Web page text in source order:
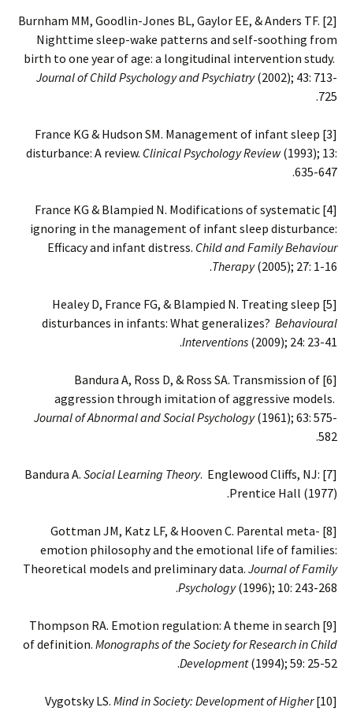
[2] Burnham MM, Goodlin-Jones BL, Gaylor EE, & Anders TF.
Nighttime sleep-wake patterns and self-soothing from
birth to one year of age: a longitudinal intervention study.
Journal of Child Psychology and Psychiatry(2002); 43: 713-
725.
[3] France KG & Hudson SM. Management of infant sleep
disturbance: A review. Clinical Psychology Review(1993); 13:
635-647.
[4] France KG & Blampied N. Modifications of systematic
ignoring in the management of infant sleep disturbance:
Efficacy and infant distress. Child and Family Behaviour
Therapy(2005); 27: 1-16.
[5] Healey D, France FG, & Blampied N. Treating sleep
disturbances in infants: What generalizes? Behavioural
Interventions (2009); 24: 23-41.
[6] Bandura A, Ross D, & Ross SA. Transmission of
aggression through imitation of aggressive models.
Journal of Abnormal and Social Psychology(1961); 63: 575-
582.
[7] Bandura A.
Social Learning Theory. Englewood Cliffs, NJ:
Prentice Hall (1977).
[8] Gottman JM, Katz LF, & Hooven C. Parental meta-
emotion philosophy and the emotional life of families:
Theoretical models and preliminary data. Journal of Family
Psychology(1996); 10: 243-268.
[9] Thompson RA. Emotion regulation: A theme in search
of definition. Monographs of the Society for Research in Child
Development(1994); 59: 25-52.
[10] Vygotsky LS.
Mind in Society: Development of Higher